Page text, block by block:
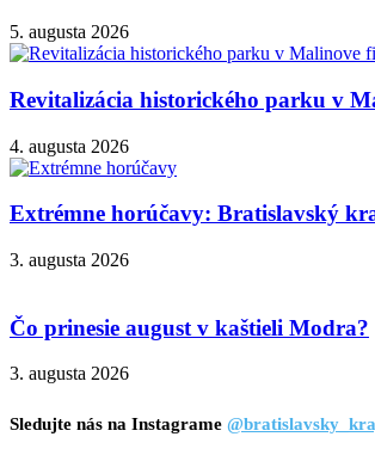
5. augusta 2026
Revitalizácia historického parku v
4. augusta 2026
Extrémne horúčavy: Bratislavský
3. augusta 2026
Čo prinesie august v kaštieli Modra?
3. augusta 2026
Sledujte nás na Instagrame